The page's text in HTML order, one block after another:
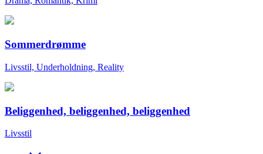
Sommerdrømme
Livsstil, Underholdning, Reality
Beliggenhed, beliggenhed, beliggenhed
Livsstil